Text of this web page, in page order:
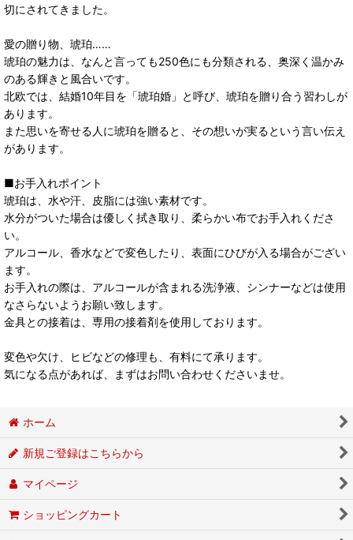
切にされてきました。
愛の贈り物、琥珀……
琥珀の魅力は、なんと言っても250色にも分類される、奥深く温かみ
のある輝きと風合いです。
北欧では、結婚10年目を「琥珀婚」と呼び、琥珀を贈り合う習わしが
あります。
また思いを寄せる人に琥珀を贈ると、その想いが実るという言い伝え
があります。
■お手入れポイント
琥珀は、水や汗、皮脂には強い素材です。
水分がついた場合は優しく拭き取り、柔らかい布でお手入れくださ
い。
アルコール、香水などで変色したり、表面にひびが入る場合がござい
ます。
お手入れの際は、アルコールが含まれる洗浄液、シンナーなどは使用
なさらないようお願い致します。
金具との接着は、専用の接着剤を使用しております。
変色や欠け、ヒビなどの修理も、有料にて承ります。
気になる点があれば、まずはお問い合わせくださいませ。
ホーム
新規ご登録はこちらから
マイページ
ショッピングカート